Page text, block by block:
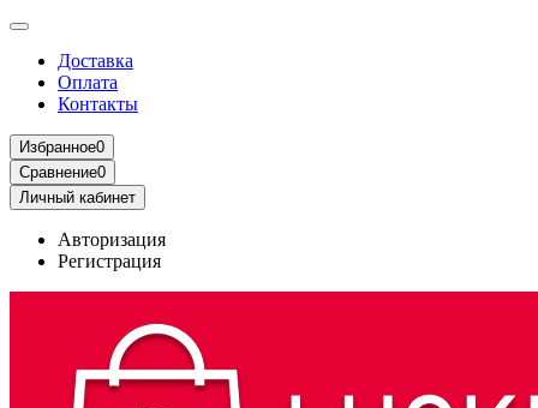
Доставка
Оплата
Контакты
Избранное0
Сравнение0
Личный кабинет
Авторизация
Регистрация